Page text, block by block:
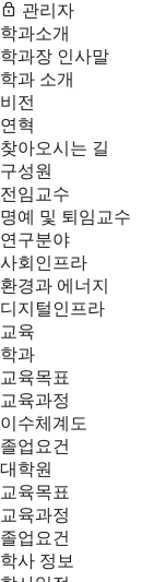
관리자
학과소개
학과장 인사말
학과 소개
비전
연혁
찾아오시는 길
구성원
전임교수
명예 및 퇴임교수
연구분야
사회인프라
환경과 에너지
디지털인프라
교육
학과
교육목표
교육과정
이수체계도
졸업요건
대학원
교육목표
교육과정
졸업요건
학사 정보